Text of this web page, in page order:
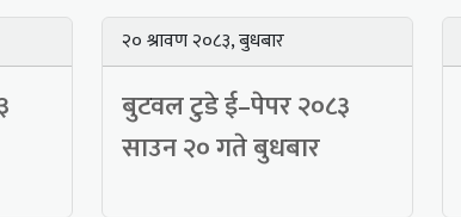
२० श्रावण २०८३, बुधबार
बुटवल टुडे ई–पेपर २०८३
साउन २० गते बुधबार